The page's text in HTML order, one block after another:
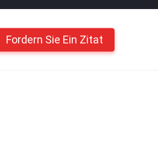
Fordern Sie Ein Zitat